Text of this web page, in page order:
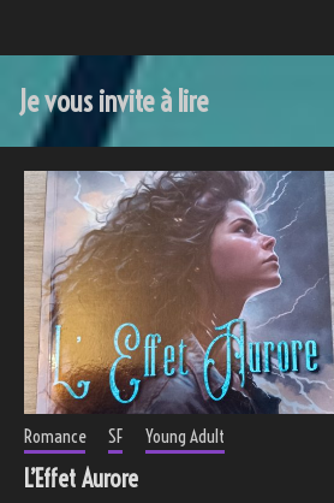
Je vous invite à lire
Romance SF Young Adult
L’Effet Aurore